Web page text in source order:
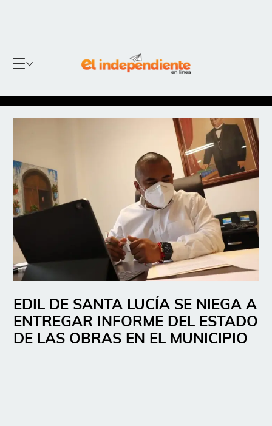
EDIL DE SANTA LUCÍA SE NIEGA A
ENTREGAR INFORME DEL ESTADO
DE LAS OBRAS EN EL MUNICIPIO